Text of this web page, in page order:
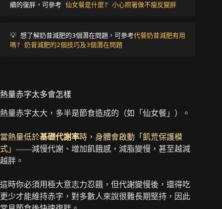
續的復胖，可參考 仙女餐是什麼? 小心照著做不瘦反變胖
💡 想了解奶昔減肥的3個潛在問題，可參考代餐奶昔減肥有用
嗎? 奶昔減肥的2個技巧及3個潛在問題
熱量赤字太多會怎樣
熱量赤字太大，多半是節食造成的（如「仙女餐」）。
當熱量低於基礎代謝率時，身體會啟動「飢荒保護模
式」 ——減慢代謝、增加飢餓感，減脂變慢，甚至越減
越胖。
這時你必須用極大意志力忍餓，但代謝變慢後，還得吃
更少才能維持赤字，對多數人來說很難長期堅持，因此